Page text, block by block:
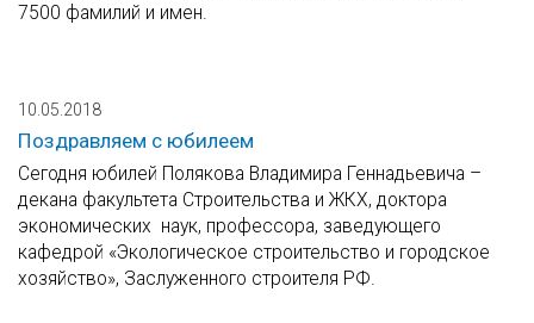
7500 фамилий и имен.
10.05.2018
Поздравляем с юбилеем
Сегодня юбилей Полякова Владимира Геннадьевича –
декана факультета Строительства и ЖКХ, доктора
экономических наук, профессора, заведующего
кафедрой «Экологическое строительство и городское
хозяйство», Заслуженного строителя РФ.